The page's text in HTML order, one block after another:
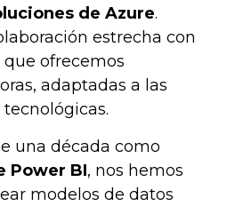
de Azure.
estrecha con
ofrecemos
adaptadas a las
una década como
Power BI, nos hemos
modelos de datos